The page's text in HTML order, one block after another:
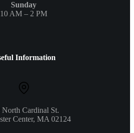
Sunday
10 AM – 2 PM
Information
North Cardinal St.
Center, MA 02124